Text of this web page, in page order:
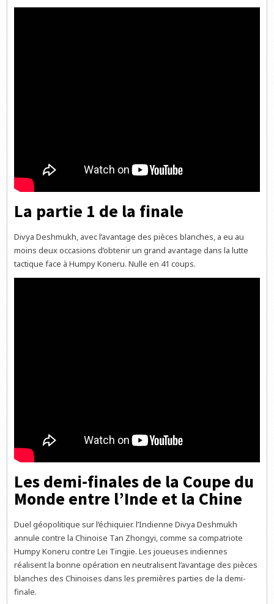
La partie 1 de la finale
Divya Deshmukh, avec l’avantage des pièces blanches, a eu au
moins deux occasions d’obtenir un grand avantage dans la lutte
tactique face à Humpy Koneru. Nulle en 41 coups.
Les demi-finales de la Coupe du
Monde entre l’Inde et la Chine
Duel géopolitique sur l’échiquier. l’Indienne Divya Deshmukh
annule contre la Chinoise Tan Zhongyi, comme sa compatriote
Humpy Koneru contre Lei Tingjie. Les joueuses indiennes
réalisent la bonne opération en neutralisent l’avantage des pièces
blanches des Chinoises dans les premières parties de la demi-
finale.